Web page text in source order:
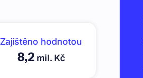
Zajištěno hodnotou
8,2mil. Kč